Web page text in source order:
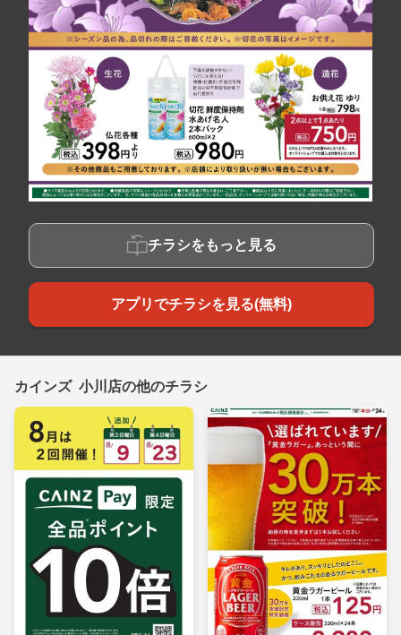
チラシをもっと見る
アプリでチラシを見る(無料)
カインズ 小川店の他のチラシ